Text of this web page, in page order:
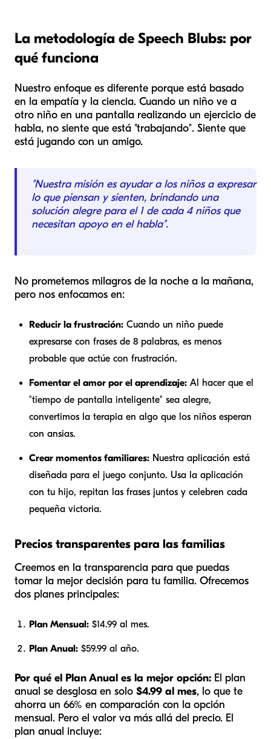
La metodología de Speech Blubs: por
qué funciona
Nuestro enfoque es diferente porque está basado
en la empatía y la ciencia. Cuando un niño ve a
otro niño en una pantalla realizando un ejercicio de
habla, no siente que está "trabajando". Siente que
está jugando con un amigo.
"Nuestra misión es ayudar a los niños a expresar
lo que piensan y sienten, brindando una
solución alegre para el 1 de cada 4 niños que
necesitan apoyo en el habla".
No prometemos milagros de la noche a la mañana,
pero nos enfocamos en:
Reducir la frustración: Cuando un niño puede
expresarse con frases de 8 palabras, es menos
probable que actúe con frustración.
Fomentar el amor por el aprendizaje: Al hacer que el
"tiempo de pantalla inteligente" sea alegre,
convertimos la terapia en algo que los niños esperan
con ansias.
Crear momentos familiares: Nuestra aplicación está
diseñada para el juego conjunto. Usa la aplicación
con tu hijo, repitan las frases juntos y celebren cada
pequeña victoria.
Precios transparentes para las familias
Creemos en la transparencia para que puedas
tomar la mejor decisión para tu familia. Ofrecemos
dos planes principales:
Plan Mensual: $14.99 al mes.
Plan Anual: $59.99 al año.
Por qué el Plan Anual es la mejor opción: El plan
anual se desglosa en solo $4.99 al mes, lo que te
ahorra un 66% en comparación con la opción
mensual. Pero el valor va más allá del precio. El
plan anual incluye: